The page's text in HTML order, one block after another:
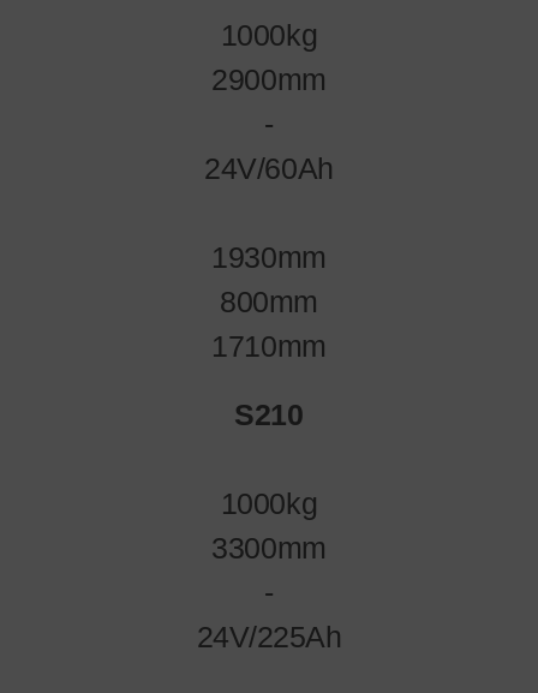
1000kg
2900mm
-
24V/60Ah
1930mm
800mm
1710mm
S210
1000kg
3300mm
-
24V/225Ah